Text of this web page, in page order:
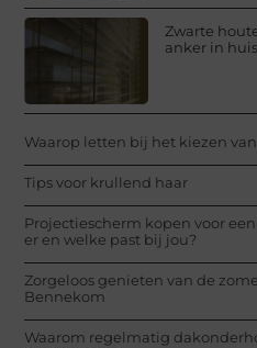
Zwarte
anker in huis
Waarop letten bij het kiezen
Tips voor krullend haar
Projectiescherm kopen voor
er en welke past bij jou?
Zorgeloos genieten van de
Bennekom
Waarom regelmatig